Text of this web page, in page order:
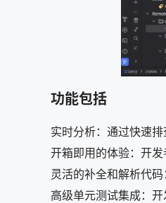
功能包括
实时分析：通过快速
开箱即用的体验：开
灵活的补全和解析代
高级单元测试集成：